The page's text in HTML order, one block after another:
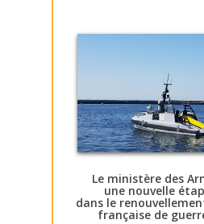
Le ministère des
une nouvelle
dans le
française de